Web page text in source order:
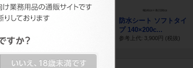
タオル
円(税抜)
フジネオペーパータオ
防水シート ソフトタイ
プ 140×200c...
参考上代: 3,900円 (税抜)
1 2 3